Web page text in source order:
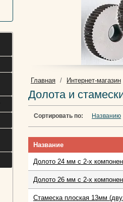
Главная / Интернет-магазин
Долота и
Сортировать по: Названию
Название
Долото 24 мм с 2-х
Долото 26 мм с 2-х
Стамеска плоская 13мм